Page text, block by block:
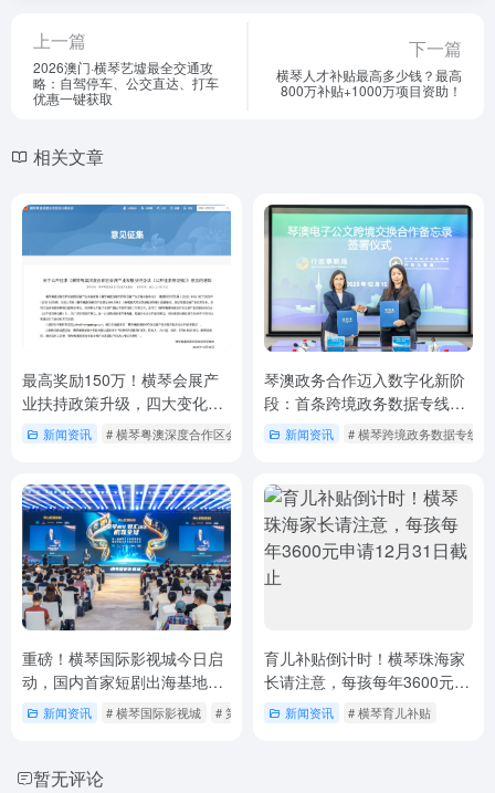
上一篇
2026澳门·横琴艺墟最全交通攻
略：自驾停车、公交直达、打车
优惠一键获取
下一篇
横琴人才补贴最高多少钱？最高
800万补贴+1000万项目资助！
相关文章
最高奖励150万！横琴会展产
业扶持政策升级，四大变化精
准赋能琴澳会展业
新闻资讯 # 横琴粤澳深度合作区会展产业发展扶持办法
琴澳政务合作迈入数字化新阶
段：首条跨境政务数据专线开
通，电子公文实现安全高效互
新闻资讯 # 横琴跨境政务数据专线
重磅！横琴国际影视城今日启
动，国内首家短剧出海基地落
地！琴澳双补贴+AI加持，横琴
新闻资讯 # 横琴国际影视城 # 第一届横琴全球微短剧峰会
育儿补贴倒计时！横琴珠海家
长请注意，每孩每年3600元申
请12月31日截止
新闻资讯 # 横琴育儿补贴
暂无评论